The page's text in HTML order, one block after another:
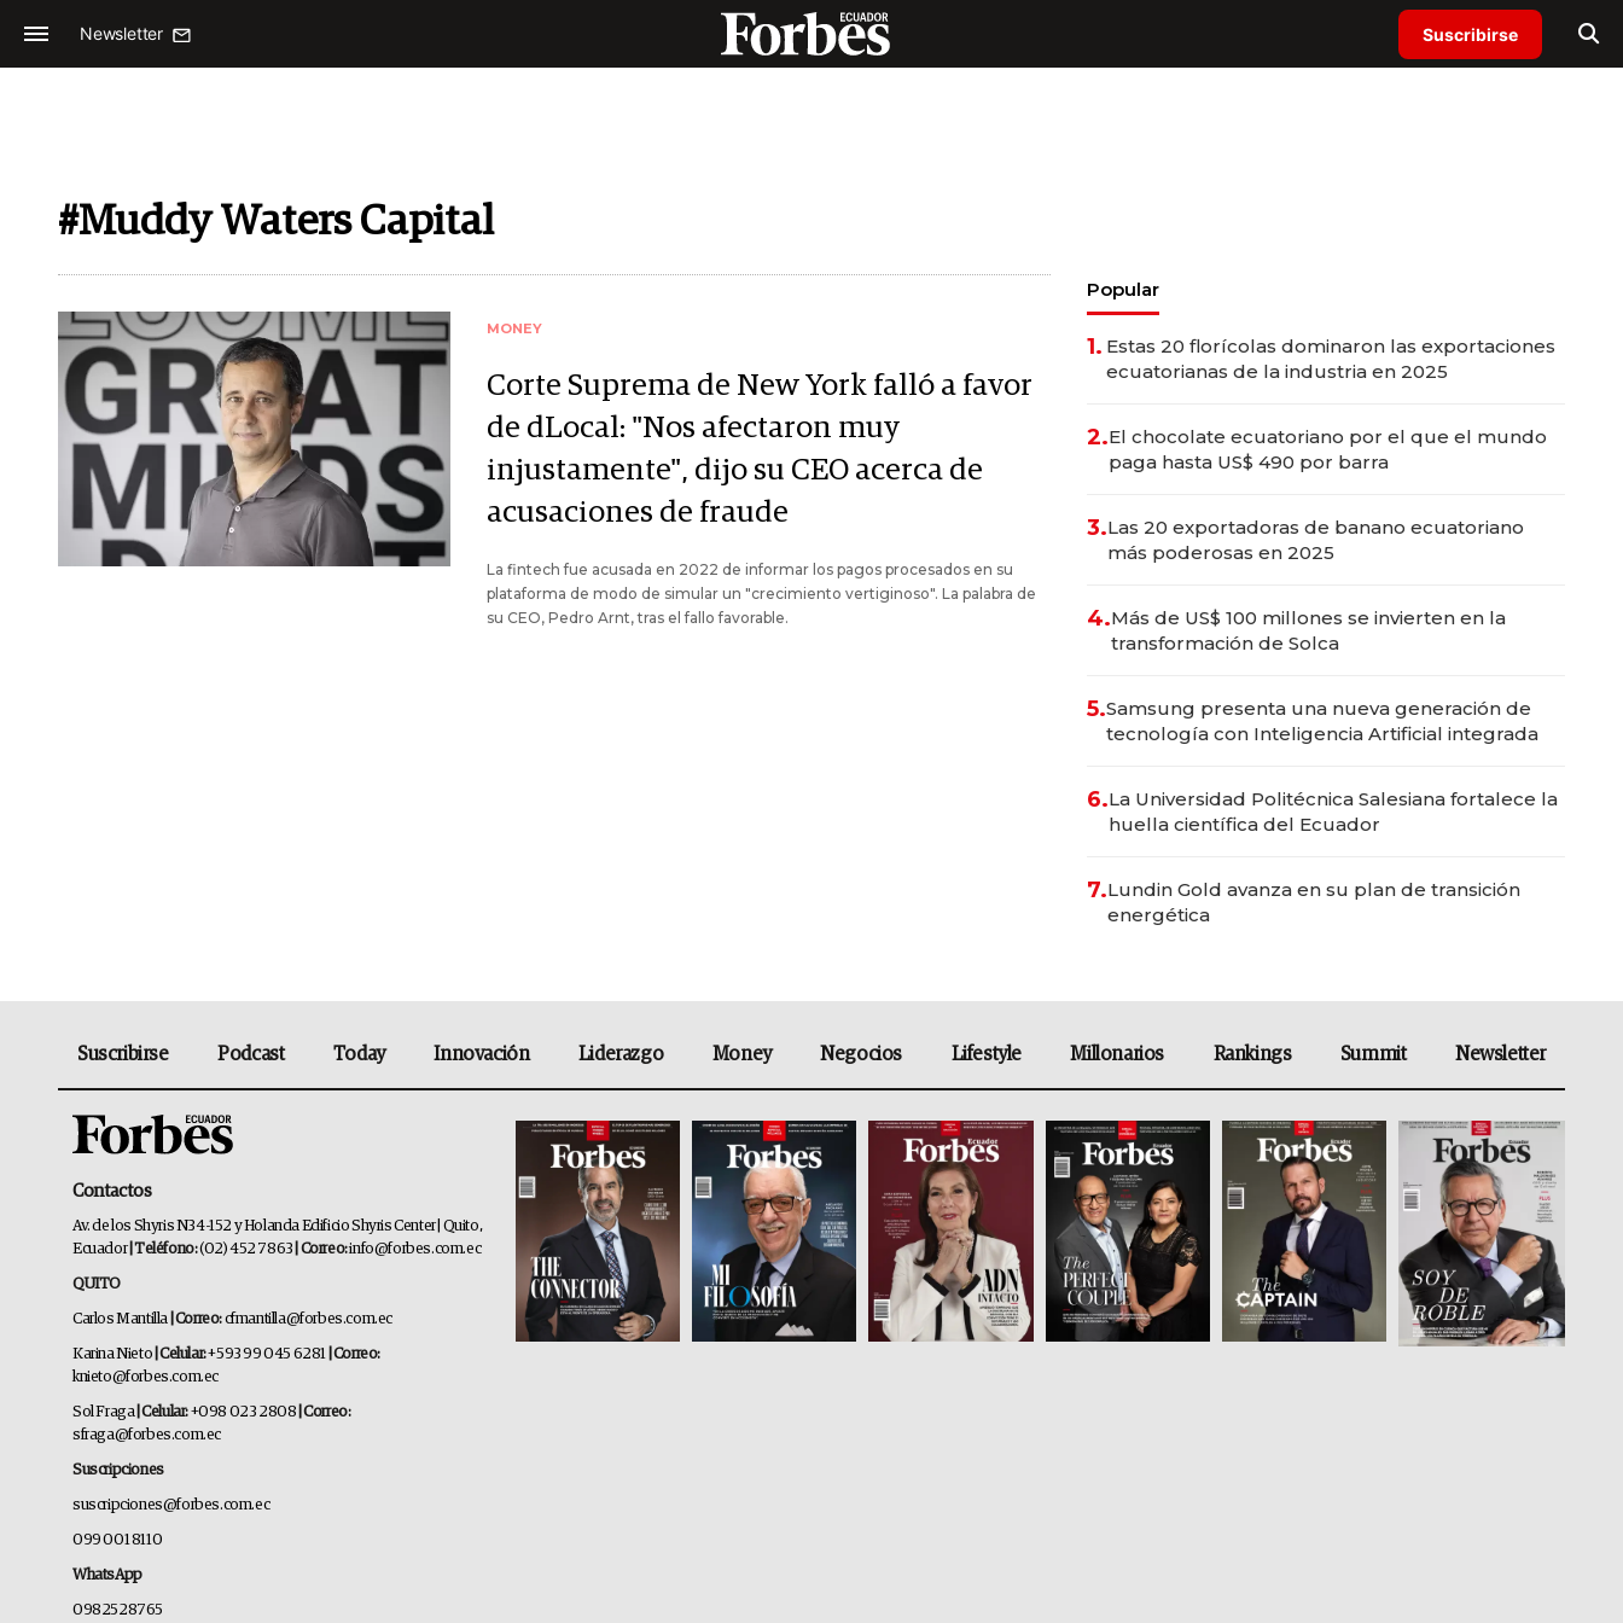
Newsletter Suscribirse
#Muddy Waters Capital
MONEY
Corte Suprema de New York falló a favor
de dLocal: "Nos afectaron muy
injustamente", dijo su CEO acerca de
acusaciones de fraude
La fintech fue acusada en 2022 de informar los pagos procesados en su
plataforma de modo de simular un "crecimiento vertiginoso". La palabra de
su CEO, Pedro Arnt, tras el fallo favorable.
Popular
1. Estas 20 florícolas dominaron las exportaciones
ecuatorianas de la industria en 2025
2.El chocolate ecuatoriano por el que el mundo
paga hasta US$ 490 por barra
3.Las 20 exportadoras de banano ecuatoriano
más poderosas en 2025
4.Más de US$ 100 millones se invierten en la
transformación de Solca
5.Samsung presenta una nueva generación de
tecnología con Inteligencia Artificial integrada
6.La Universidad Politécnica Salesiana fortalece la
huella científica del Ecuador
7.Lundin Gold avanza en su plan de transición
energética
Suscribirse Podcast Today Innovación Liderazgo Money Negocios Lifestyle Millonarios Rankings Summit Newsletter
Contactos
Av. de los Shyris N34-152 y Holanda Edificio Shyris Center | Quito,
Ecuador | Teléfono:(02) 452 7863 | Correo:info@forbes.com.ec
QUITO
Carlos Mantilla | Correo:cfmantilla@forbes.com.ec
Karina Nieto | Celular:+593 99 045 6281 | Correo:
knieto@forbes.com.ec
Sol Fraga| Celular:+098 023 2808 | Correo:
sfraga@forbes.com.ec
Suscripciones
suscripciones@forbes.com.ec
099 001 8110
WhatsApp
0982528765